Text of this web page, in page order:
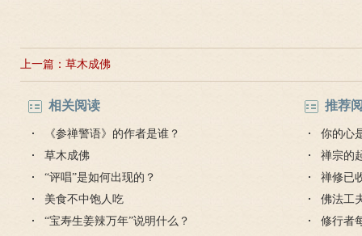
上一篇： 草木成佛
相关阅读
《参禅警语》的作者是谁？
草木成佛
“评唱”是如何出现的？
美食不中饱人吃
“宝寿生姜辣万年”说明什么？
推荐
你的心
禅宗的
禅修已
佛法工
修行者